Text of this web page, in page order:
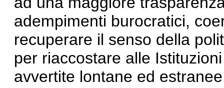
adempimenti burocratici,
recuperare il senso della
per riaccostare alle
avvertite lontane ed